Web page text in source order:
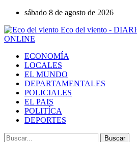
sábado 8 de agosto de 2026
Eco del viento -
ONLINE
ECONOMÍA
LOCALES
EL MUNDO
DEPARTAMENTALES
POLICIALES
EL PAIS
POLITÍCA
DEPORTES